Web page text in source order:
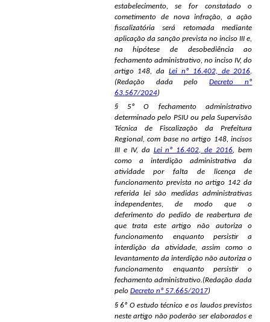
estabelecimento, se for constatado o
cometimento de nova infração, a ação
fiscalizatória será retomada mediante
aplicação da sanção prevista no inciso III e,
na hipótese de desobediência ao
fechamento administrativo, no inciso IV, do
artigo 148, daLei nº 16.402, de 2016.
(Redação dada peloDecreto nº
63.567/2024)
§ 5º O fechamento administrativo
determinado pelo PSIU ou pela Supervisão
Técnica de Fiscalização da Prefeitura
Regional, com base no artigo 148, incisos
III e IV, da Lei nº 16.402, de 2016, bem
como a interdição administrativa da
atividade por falta de licença de
funcionamento prevista no artigo 142 da
referida lei são medidas administrativas
independentes, de modo que o
deferimento do pedido de reabertura de
que trata este artigo não autoriza o
funcionamento enquanto persistir a
interdição da atividade, assim como o
levantamento da interdição não autoriza o
funcionamento enquanto persistir o
fechamento administrativo.(Redação dada
pelo Decreto nº 57.665/2017)
§ 6º O estudo técnico e os laudos previstos
neste artigo não poderão ser elaborados e